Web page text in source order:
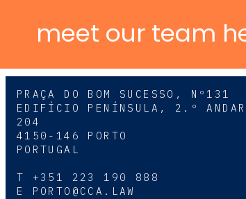
meet our team
PRAÇA DO BOM SUCESSO, Nº131
EDIFÍCIO PENÍNSULA, 2.º
204
4150-146 PORTO
PORTUGAL
T +351 223 190 888
E PORTO@CCA.LAW